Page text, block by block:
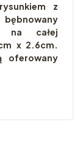
z
na całej
x 2.6cm.
oferowany